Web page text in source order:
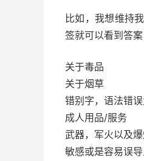
比如，我想维持
签就可以看到答
关于毒品
关于烟草
错别字，语法错
成人用品/服务
武器，军火以及
敏感或是容易误